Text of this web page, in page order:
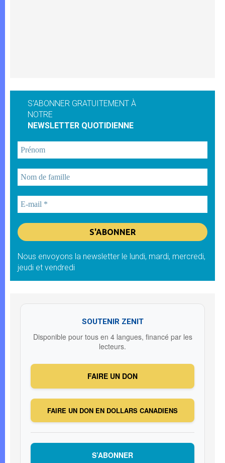
S'ABONNER GRATUITEMENT À
NOTRE
NEWSLETTER QUOTIDIENNE
Nous envoyons la newsletter le lundi, mardi, mercredi,
jeudi et vendredi
SOUTENIR ZENIT
Disponible pour tous en 4 langues, financé par les
lecteurs.
FAIRE UN DON
FAIRE UN DON EN DOLLARS CANADIENS
S’ABONNER